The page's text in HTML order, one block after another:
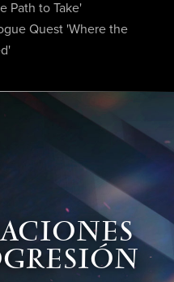
Path to Take'
Quest 'Where the